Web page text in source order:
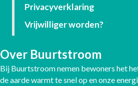
Privacyverklaring
Vrijwilliger worden?
Over Buurtstroom
Bij Buurtstroom nemen bewoners het
de aarde warmt te snel op en onze